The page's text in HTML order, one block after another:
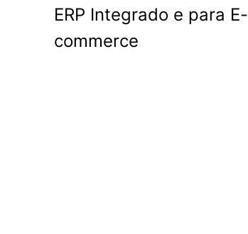
ERP Integrado e para E-
commerce